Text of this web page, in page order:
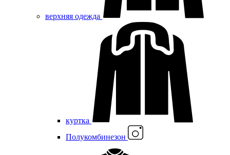
верхняя одежда
куртка
Полукомбинезон